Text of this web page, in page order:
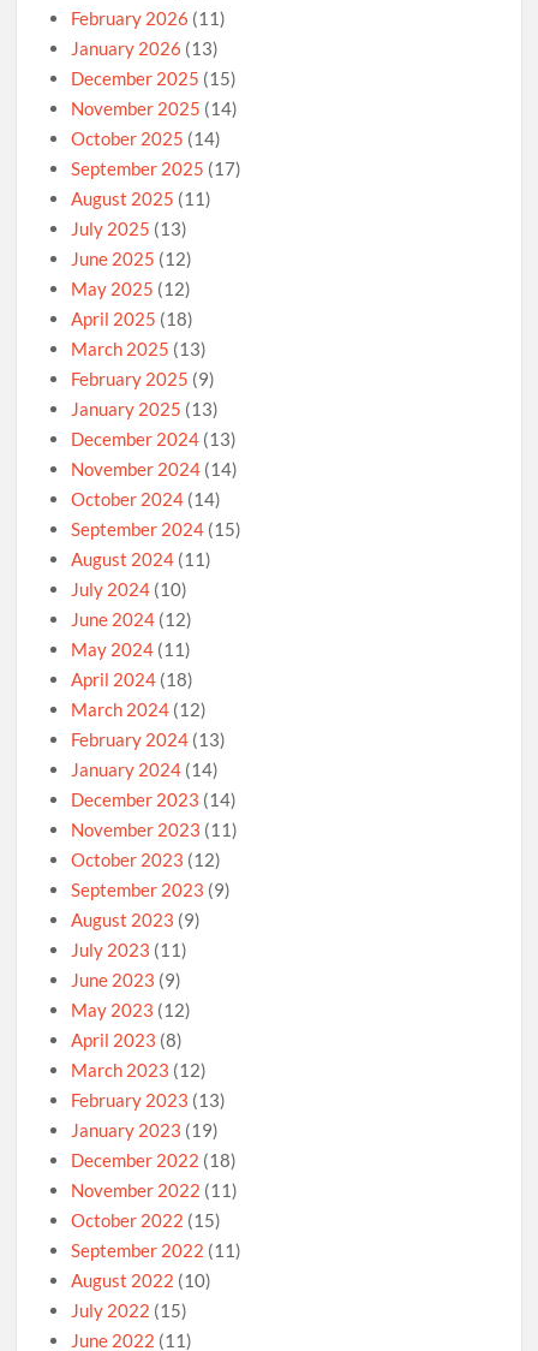
February 2026 (11)
January 2026 (13)
December 2025 (15)
November 2025 (14)
October 2025 (14)
September 2025 (17)
August 2025 (11)
July 2025 (13)
June 2025 (12)
May 2025 (12)
April 2025 (18)
March 2025 (13)
February 2025 (9)
January 2025 (13)
December 2024 (13)
November 2024 (14)
October 2024 (14)
September 2024 (15)
August 2024 (11)
July 2024 (10)
June 2024 (12)
May 2024 (11)
April 2024 (18)
March 2024 (12)
February 2024 (13)
January 2024 (14)
December 2023 (14)
November 2023 (11)
October 2023 (12)
September 2023 (9)
August 2023 (9)
July 2023 (11)
June 2023 (9)
May 2023 (12)
April 2023 (8)
March 2023 (12)
February 2023 (13)
January 2023 (19)
December 2022 (18)
November 2022 (11)
October 2022 (15)
September 2022 (11)
August 2022 (10)
July 2022 (15)
June 2022 (11)